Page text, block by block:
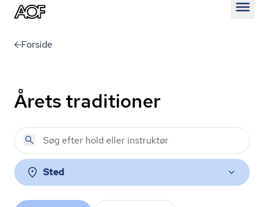
Forside
Årets traditioner
Sted